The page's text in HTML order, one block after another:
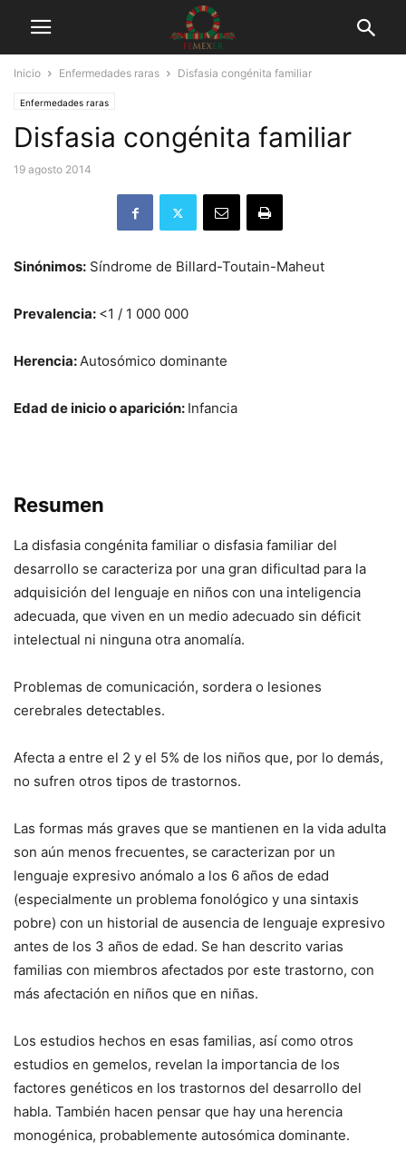
Inicio Enfermedades raras Disfasia congénita familiar
Enfermedades raras
Disfasia congénita familiar
19 agosto 2014
Sinónimos: Síndrome de Billard-Toutain-Maheut
Prevalencia: <1 / 1 000 000
Herencia:Autosómico dominante
Edad de inicio o aparición: Infancia
Resumen
La disfasia congénita familiar o disfasia familiar del
desarrollo se caracteriza por una gran dificultad para la
adquisición del lenguaje en niños con una inteligencia
adecuada, que viven en un medio adecuado sin déficit
intelectual ni ninguna otra anomalía.
Problemas de comunicación, sordera o lesiones
cerebrales detectables.
Afecta a entre el 2 y el 5% de los niños que, por lo demás,
no sufren otros tipos de trastornos.
Las formas más graves que se mantienen en la vida adulta
son aún menos frecuentes, se caracterizan por un
lenguaje expresivo anómalo a los 6 años de edad
(especialmente un problema fonológico y una sintaxis
pobre) con un historial de ausencia de lenguaje expresivo
antes de los 3 años de edad. Se han descrito varias
familias con miembros afectados por este trastorno, con
más afectación en niños que en niñas.
Los estudios hechos en esas familias, así como otros
estudios en gemelos, revelan la importancia de los
factores genéticos en los trastornos del desarrollo del
habla. También hacen pensar que hay una herencia
monogénica, probablemente autosómica dominante.